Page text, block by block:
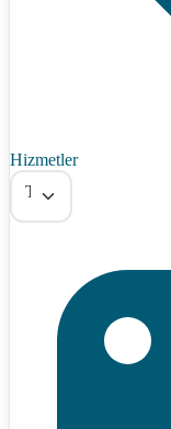
Hizmetler
Tümü